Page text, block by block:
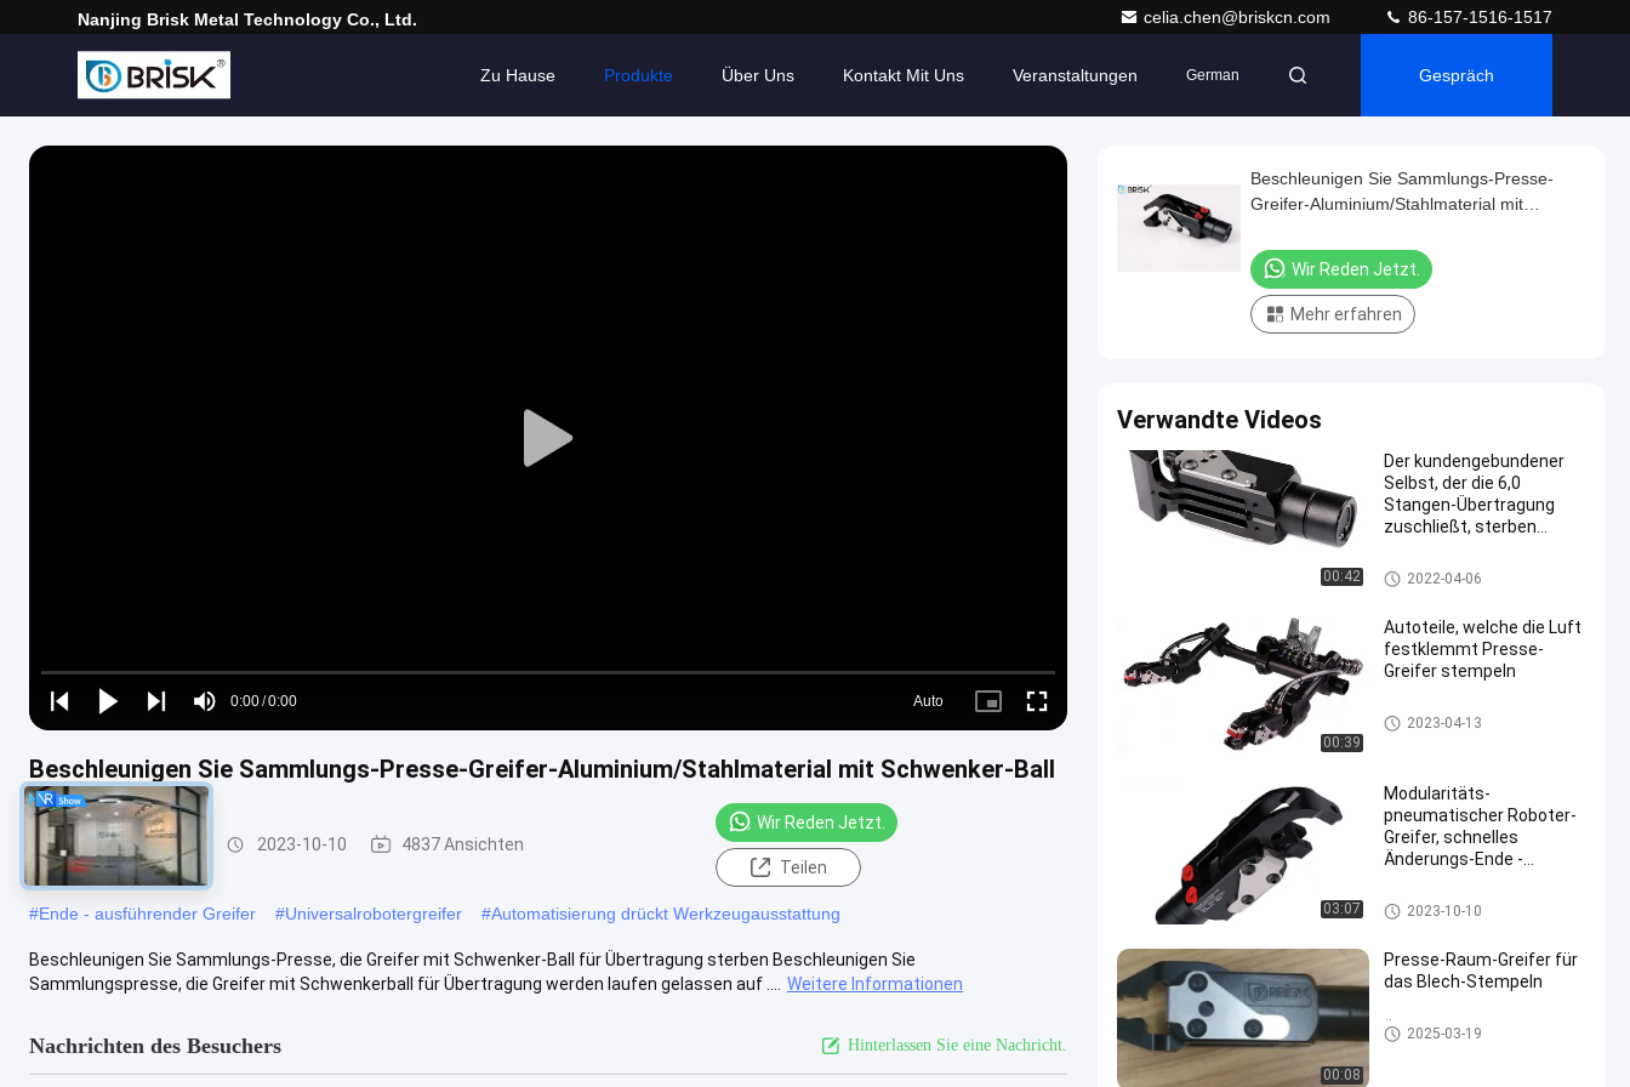
Nanjing Brisk Metal Technology Co., Ltd. celia.chen@briskcn.com 86-157-1516-1517
Zu Hause Produkte Über Uns Kontakt Mit Uns Veranstaltungen German Gespräch
Play
Play
Play
Play
Mute
Time
0:00/0:00
Loaded:
0%
Auto
Picture- Fullscreen
Beschleunigen Sie Sammlungs-Presse-Greifer-Aluminium/Stahlmaterial mit Schwenker-Ball
Drücken Sie Greifer 2023-10-10 4837 Ansichten
Wir Reden Jetzt.
Teilen
#Ende - ausführender Greifer #Universalrobotergreifer #Automatisierung drückt Werkzeugausstattung
Beschleunigen Sie Sammlungs-Presse, die Greifer mit Schwenker-Ball für Übertragung sterben Beschleunigen Sie
Sammlungspresse, die Greifer mit Schwenkerball für Übertragung werden laufen gelassen auf ....
Weitere Informationen
Nachrichten des Besuchers Hinterlassen Sie eine Nachricht.
Beschleunigen Sie Sammlungs-Presse-
Greifer-Aluminium/Stahlmaterial mit
Wir Reden Jetzt.
Mehr erfahren
Verwandte Videos
00:42
Der kundengebundener
Selbst, der die 6,0
Stangen-Übertragung
zuschließt, sterben
Drücken Sie Greifer
2022-04-06
00:39
Autoteile, welche die Luft
festklemmt Presse-
Greifer stempeln
Drücken Sie Greifer
2023-04-13
03:07
Modularitäts-
pneumatischer Roboter-
Greifer, schnelles
Änderungs-Ende -
Drücken Sie Greifer
2023-10-10
00:08
Presse-Raum-Greifer für
das Blech-Stempeln
Übergangspresse-Werkzeugau
sstattung
2025-03-19